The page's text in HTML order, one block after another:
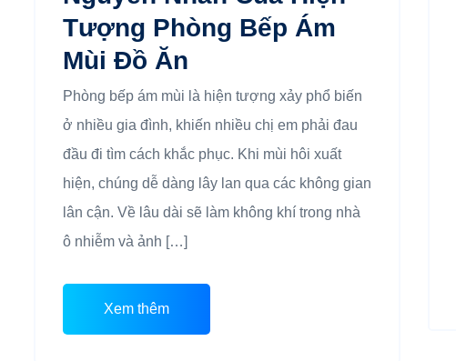
Tượng Phòng Bếp Ám
Mùi Đồ Ăn
Phòng bếp ám mùi là hiện tượng xảy phổ biến
ở nhiều gia đình, khiến nhiều chị em phải đau
đầu đi tìm cách khắc phục. Khi mùi hôi xuất
hiện, chúng dễ dàng lây lan qua các không gian
lân cận. Về lâu dài sẽ làm không khí trong nhà
ô nhiễm và ảnh […]
Xem thêm